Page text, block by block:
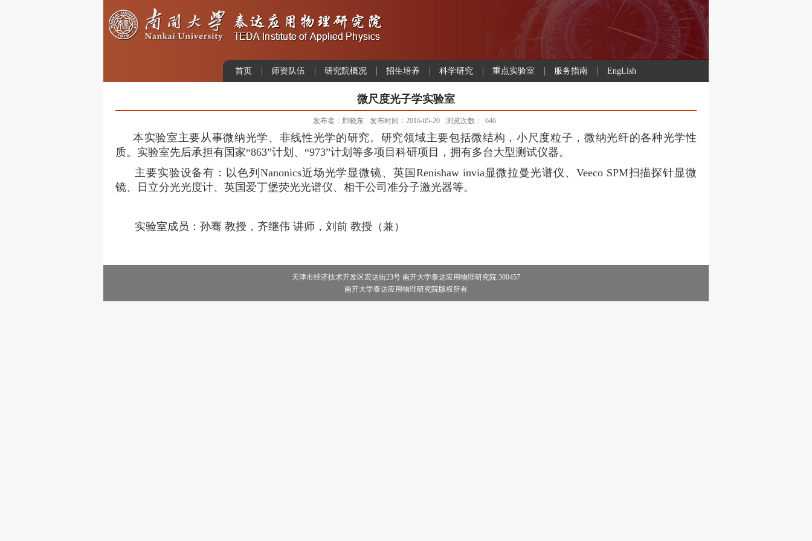
首页 师资队伍 研究院概况 招生培养 科学研究 重点实验室 服务指南 EngLish
微尺度光子学实验室
发布者：邢晓东 发布时间：2016-05-20 浏览次数： 646
本实验室主要从事微纳光学、非线性光学的研究。研究领域主要包括微结构，小尺度粒子，微纳光纤的各种光学性
质。实验室先后承担有国家“863”计划、“973”计划等多项目科研项目，拥有多台大型测试仪器。
主要实验设备有：以色列 Nanonics近场光学显微镜、英国 Renishaw invia显微拉曼光谱仪、 Veeco SPM扫描探针显微
镜、日立分光光度计、英国爱丁堡荧光光谱仪、相干公司准分子激光器等。
实验室成员：孙骞 教授，齐继伟 讲师，刘前 教授（兼）
天津市经济技术开发区宏达街23号 南开大学泰达应用物理研究院 300457
南开大学泰达应用物理研究院版权所有